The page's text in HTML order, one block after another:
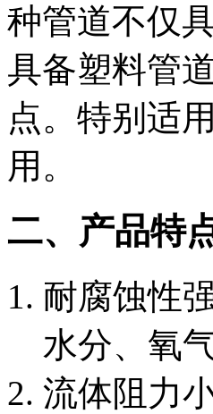
种管道不仅
具备塑料管
点。特别适
用。
二、产品特
耐腐蚀性
水分、氧
流体阻力